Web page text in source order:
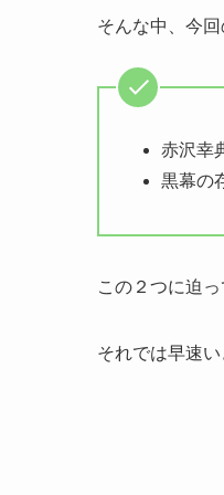
そんな中、今
赤沢幸
黒幕の
この２つに迫
それでは早速い